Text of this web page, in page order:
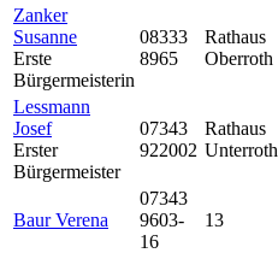
Zanker
Susanne
Erste
Bürgermeisterin
08333
8965
Rathaus
Oberroth
Lessmann
Josef
Erster
Bürgermeister
07343
922002
Rathaus
Unterroth
Baur Verena
07343
9603-
16
13